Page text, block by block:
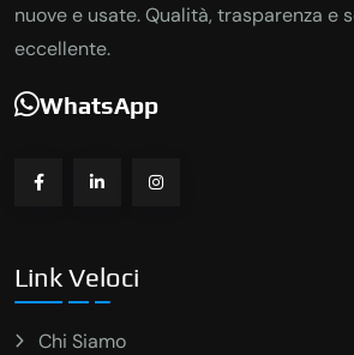
nuove e usate. Qualità, trasparenza e
eccellente.
WhatsApp
Link Veloci
Chi Siamo